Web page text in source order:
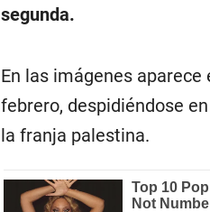
segunda.
En las imágenes
febrero, despidiéndose en
la franja palestina.